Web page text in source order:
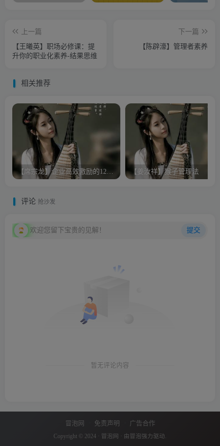
上一篇
【王曦英】职场必修课：提
升你的职业化素养-结果思维
下一篇
【陈辟濠】管理者素养
相关推荐
【姜汝祥】猴子管理法
评论 抢沙发
欢迎您留下宝贵的见解！ 提交
暂无评论内容
冒泡网 免责声明 广告合作
Copyright © 2024 · 冒泡网 · 由 冒泡 强力驱动.